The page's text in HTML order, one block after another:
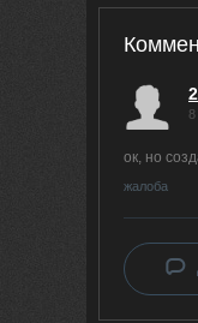
8
ок, но
жалоба